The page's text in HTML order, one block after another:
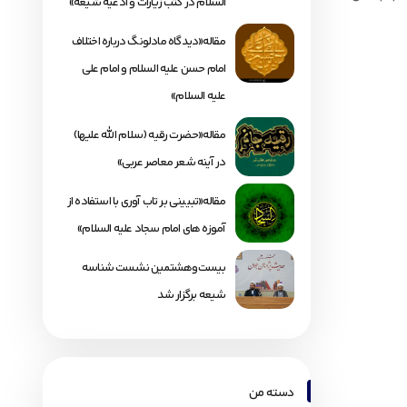
مقاله«دیدگاه مادلونگ درباره اختلاف
امام حسن علیه السلام و امام علی
علیه السلام»
مقاله«حضرت رقیه (سلام الله علیها)
در آینه شعر معاصر عربی»
مقاله«تبیینی بر تاب آوری با استفاده از
آموزه های امام سجاد علیه السلام»
بیست‌وهشتمین نشست شناسه
شیعه برگزار شد
دسته من